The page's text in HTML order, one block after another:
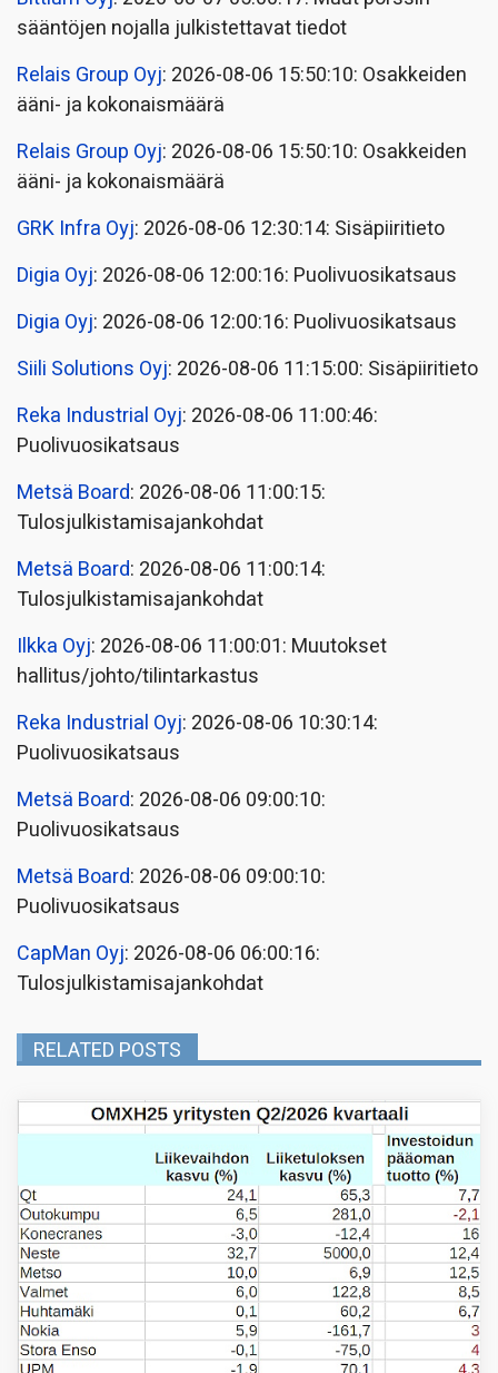
sääntöjen nojalla julkistettavat tiedot
Relais Group Oyj: 2026-08-06 15:50:10: Osakkeiden
ääni- ja kokonaismäärä
Relais Group Oyj: 2026-08-06 15:50:10: Osakkeiden
ääni- ja kokonaismäärä
GRK Infra Oyj: 2026-08-06 12:30:14: Sisäpiiritieto
Digia Oyj: 2026-08-06 12:00:16: Puolivuosikatsaus
Digia Oyj: 2026-08-06 12:00:16: Puolivuosikatsaus
Siili Solutions Oyj: 2026-08-06 11:15:00: Sisäpiiritieto
Reka Industrial Oyj: 2026-08-06 11:00:46:
Puolivuosikatsaus
Metsä Board: 2026-08-06 11:00:15:
Tulosjulkistamisajankohdat
Metsä Board: 2026-08-06 11:00:14:
Tulosjulkistamisajankohdat
Ilkka Oyj: 2026-08-06 11:00:01: Muutokset
hallitus/johto/tilintarkastus
Reka Industrial Oyj: 2026-08-06 10:30:14:
Puolivuosikatsaus
Metsä Board: 2026-08-06 09:00:10:
Puolivuosikatsaus
Metsä Board: 2026-08-06 09:00:10:
Puolivuosikatsaus
CapMan Oyj: 2026-08-06 06:00:16:
Tulosjulkistamisajankohdat
RELATED POSTS